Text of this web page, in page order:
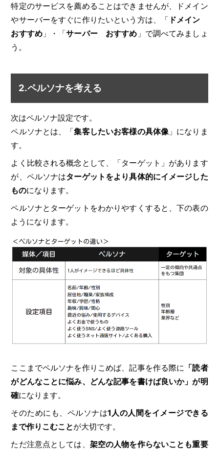
特定のサービスを薦めることはできませんが、ドメイン
やサーバーをすぐに作りたいという方は、「 ドメイン
おすすめ」・「サーバー おすすめ 」で調べてみましょ
う。
2.ペルソナを考える
次はペルソナ設定です。
ペルソナとは、「集客したいお客様の具体像」になりま
す。
よく比較される概念として、「ターゲット」があります
が、ペルソナはターゲットをより具体的にイメージした
ものになります。
ペルソナとターゲットをわかりやすくすると、下の表の
ようになります。
ここまでペルソナを作りこめば、記事を作る際に 「読者
がどんなことに悩み、どんな記事を書けば良いか」が明
確になります。
そのためにも、ペルソナは1人の人間をイメージできる
まで作りこむことが大切です。
ただ注意点としては、 架空の人物を作らないことも重要